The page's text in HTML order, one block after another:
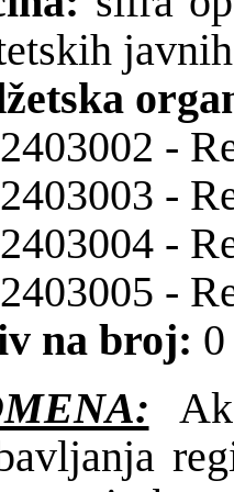
2403002 -
2403003 -
2403004 -
2403005 -
na broj: 0